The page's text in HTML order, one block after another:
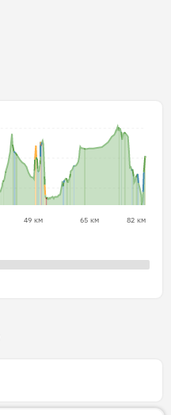
49 км 65 км 82 км